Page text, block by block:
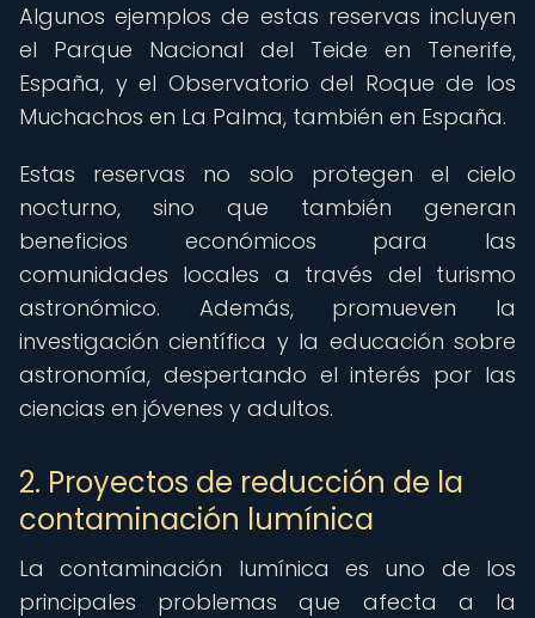
Algunos ejemplos de estas reservas incluyen
el Parque Nacional del Teide en Tenerife,
España, y el Observatorio del Roque de los
Muchachos en La Palma, también en España.
Estas reservas no solo protegen el cielo
nocturno, sino que también generan
beneficios económicos para las
comunidades locales a través del turismo
astronómico. Además, promueven la
investigación científica y la educación sobre
astronomía, despertando el interés por las
ciencias en jóvenes y adultos.
2. Proyectos de reducción de la
contaminación lumínica
La contaminación lumínica es uno de los
principales problemas que afecta a la